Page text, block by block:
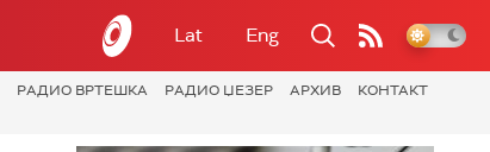
Lat Eng
РАДИО ВРТЕШКА РАДИО ЏЕЗЕР АРХИВ
КОНТАКТ